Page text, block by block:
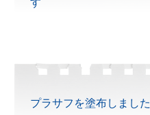
す
プラサフを塗布しました